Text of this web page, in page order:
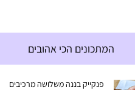
המתכונים הכי אהובים
פנקייק בננה משלושה מרכיבים